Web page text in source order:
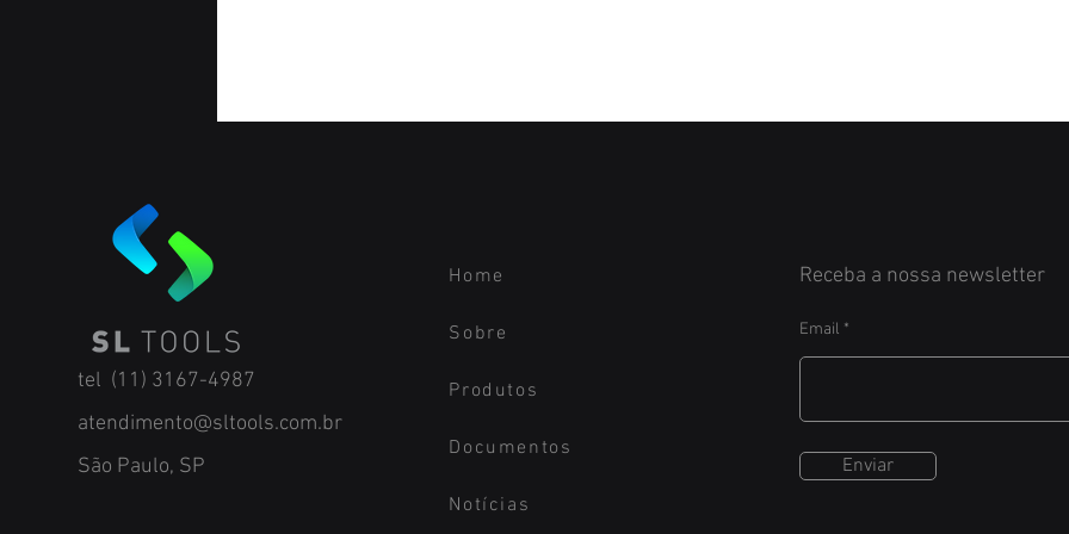
tel (11) 3167-4987
atendimento@sltools.com.br
São Paulo, SP
Home
Sobre
Produtos
Documentos
Notícias
Receba a nossa newsletter
Email
Enviar